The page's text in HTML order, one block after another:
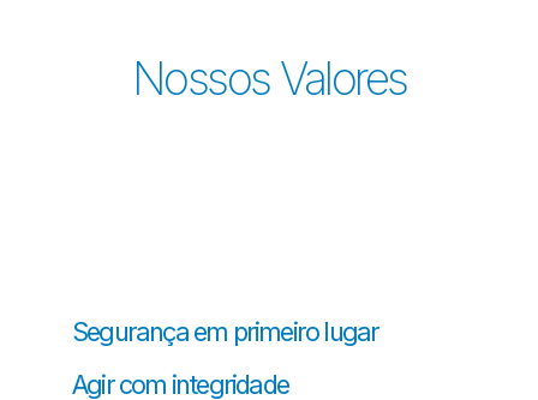
Nossos Valores
Segurança em primeiro lugar
Agir com integridade